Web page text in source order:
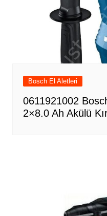
Bosch El Aletleri
0611921002
2×8.0 Ah Akülü